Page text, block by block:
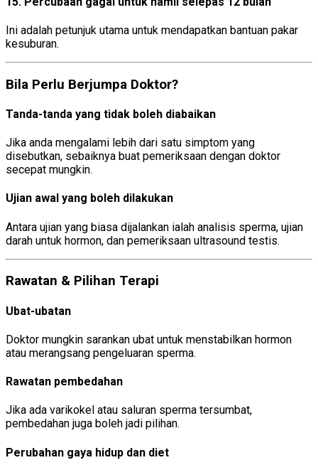
Ini adalah petunjuk utama untuk mendapatkan bantuan pakar
kesuburan.
Bila Perlu Berjumpa Doktor?
Tanda-tanda yang tidak boleh diabaikan
Jika anda mengalami lebih dari satu simptom yang
disebutkan, sebaiknya buat pemeriksaan dengan doktor
secepat mungkin.
Ujian awal yang boleh dilakukan
Antara ujian yang biasa dijalankan ialah analisis sperma, ujian
darah untuk hormon, dan pemeriksaan ultrasound testis.
Rawatan & Pilihan Terapi
Ubat-ubatan
Doktor mungkin sarankan ubat untuk menstabilkan hormon
atau merangsang pengeluaran sperma.
Rawatan pembedahan
Jika ada varikokel atau saluran sperma tersumbat,
pembedahan juga boleh jadi pilihan.
Perubahan gaya hidup dan diet